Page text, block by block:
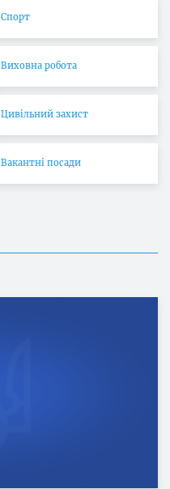
Спорт
Виховна робота
Цивільний захист
Вакантні посади